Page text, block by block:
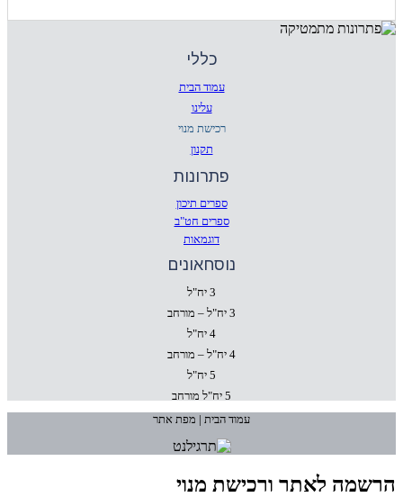
כללי
עמוד הבית
עלינו
רכישת מנוי
תקנון
פתרונות
ספרים תיכון
ספרים חט"ב
דוגמאות
נוסחאונים
3 יח"ל
3 יח"ל – מורחב
4 יח"ל
4 יח"ל – מורחב
5 יח"ל
5 יח"ל מורחב
עמוד הבית | מפת אתר
הרשמה לאתר ורכישת מנוי